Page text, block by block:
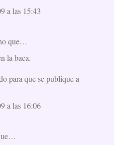
a las 15:43
que…
la baca.
para que se publique a
a las 16:06